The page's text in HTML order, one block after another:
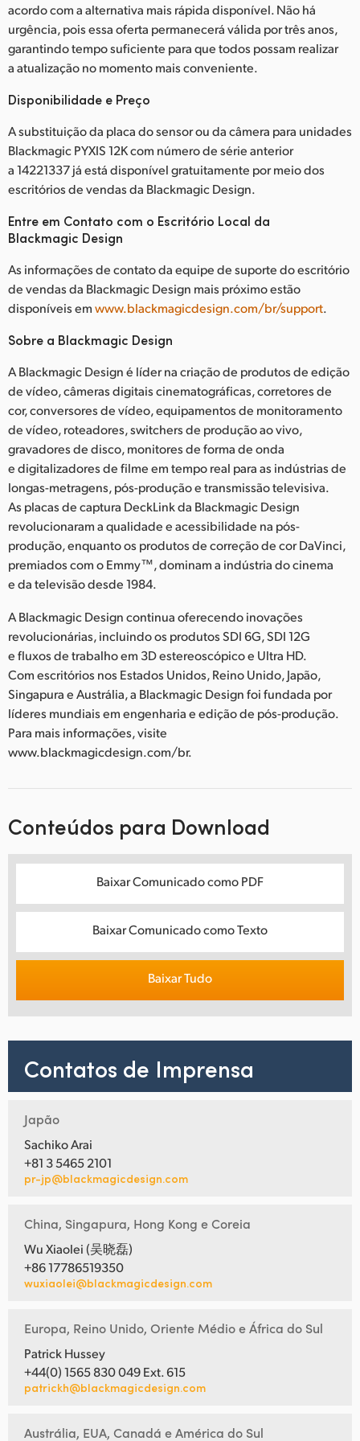
acordo com a alternativa mais rápida disponível. Não há
urgência, pois essa oferta permanecerá válida por três anos,
garantindo tempo suficiente para que todos possam realizar
a atualização no momento mais conveniente.
Disponibilidade e Preço
A substituição da placa do sensor ou da câmera para unidades
Blackmagic PYXIS 12K com número de série anterior
a 14221337 já está disponível gratuitamente por meio dos
escritórios de vendas da Blackmagic Design.
Entre em Contato com o Escritório Local da
Blackmagic Design
As informações de contato da equipe de suporte do escritório
de vendas da Blackmagic Design mais próximo estão
disponíveis emwww.blackmagicdesign.com/br/support.
Sobre a Blackmagic Design
A Blackmagic Design é líder na criação de produtos de edição
de vídeo, câmeras digitais cinematográficas, corretores de
cor, conversores de vídeo, equipamentos de monitoramento
de vídeo, roteadores, switchers de produção ao vivo,
gravadores de disco, monitores de forma de onda
e digitalizadores de filme em tempo real para as indústrias de
longas-metragens, pós-produção e transmissão televisiva.
As placas de captura DeckLink da Blackmagic Design
revolucionaram a qualidade e acessibilidade na pós-
produção, enquanto os produtos de correção de cor DaVinci,
premiados com o Emmy™, dominam a indústria do cinema
e da televisão desde 1984.
A Blackmagic Design continua oferecendo inovações
revolucionárias, incluindo os produtos SDI 6G, SDI 12G
e fluxos de trabalho em 3D estereoscópico e Ultra HD.
Com escritórios nos Estados Unidos, Reino Unido, Japão,
Singapura e Austrália, a Blackmagic Design foi fundada por
líderes mundiais em engenharia e edição de pós-produção.
Para mais informações, visite
www.blackmagicdesign.com/br.
Conteúdos para Download
Baixar Comunicado como PDF
Baixar Comunicado como Texto
Baixar Tudo
Contatos de Imprensa
Japão
Sachiko Arai
+81 3 5465 2101
pr-jp@blackmagicdesign.com
China, Singapura, Hong Kong e Coreia
Wu Xiaolei (吴晓磊)
+86 17786519350
wuxiaolei@blackmagicdesign.com
Europa, Reino Unido, Oriente Médio e África do Sul
Patrick Hussey
+44(0) 1565 830 049 Ext. 615
patrickh@blackmagicdesign.com
Austrália, EUA, Canadá e América do Sul